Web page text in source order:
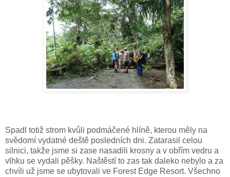
Spadl totiž strom kvůli podmáčené hlíně, kterou měly na
svědomí vydatné deště posledních dni. Zatarasil celou
silnici, takže jsme si zase nasadili krosny a v obřím vedru a
vlhku se vydali pěšky. Naštěstí to zas tak daleko nebylo a za
chvíli už jsme se ubytovali ve Forest Edge Resort. Všechno